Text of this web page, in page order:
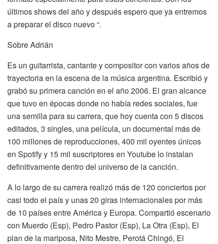
últimos shows del año y después espero que ya entremos
a preparar el disco nuevo “.
Sobre Adrián
Es un guitarrista, cantante y compositor con varios años de
trayectoria en la escena de la música argentina. Escribió y
grabó su primera canción en el año 2006. El gran alcance
que tuvo en épocas donde no había redes sociales, fue
una semilla para su carrera, que hoy cuenta con 5 discos
editados, 3 singles, una película, un documental más de
100 millones de reproducciones, 400 mil oyentes únicos
en Spotify y 15 mil suscriptores en Youtube lo instalan
definitivamente dentro del universo de la canción.
A lo largo de su carrera realizó más de 120 conciertos por
casi todo el país y unas 20 giras internacionales por más
de 10 países entre América y Europa. Compartió escenario
con Muerdo (Esp), Pedro Pastor (Esp), La Otra (Esp), El
plan de la mariposa, Nito Mestre, Perotá Chingó, El